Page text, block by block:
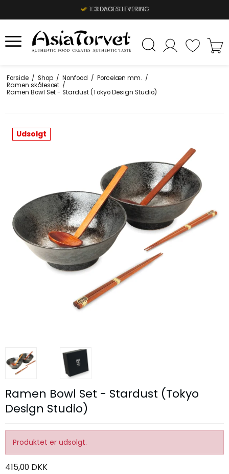
1-3 DAGES LEVERING
Forside / Shop / Nonfood / Porcelæn mm. /
Ramen skålesæt /
Ramen Bowl Set - Stardust (Tokyo Design Studio)
Udsolgt
Ramen Bowl Set - Stardust (Tokyo
Design Studio)
Produktet er udsolgt.
415,00 DKK